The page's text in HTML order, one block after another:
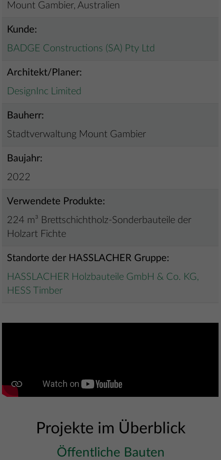
Mount Gambier, Australien
Kunde:
BADGE Constructions (SA) Pty Ltd
Architekt/Planer:
DesignInc Limited
Bauherr:
Stadtverwaltung Mount Gambier
Baujahr:
2022
Verwendete Produkte:
224 m³ Brettschichtholz-Sonderbauteile der
Holzart Fichte
Standorte der HASSLACHER Gruppe:
HASSLACHER Holzbauteile GmbH & Co. KG,
HESS Timber
Projekte im Überblick
Öffentliche Bauten